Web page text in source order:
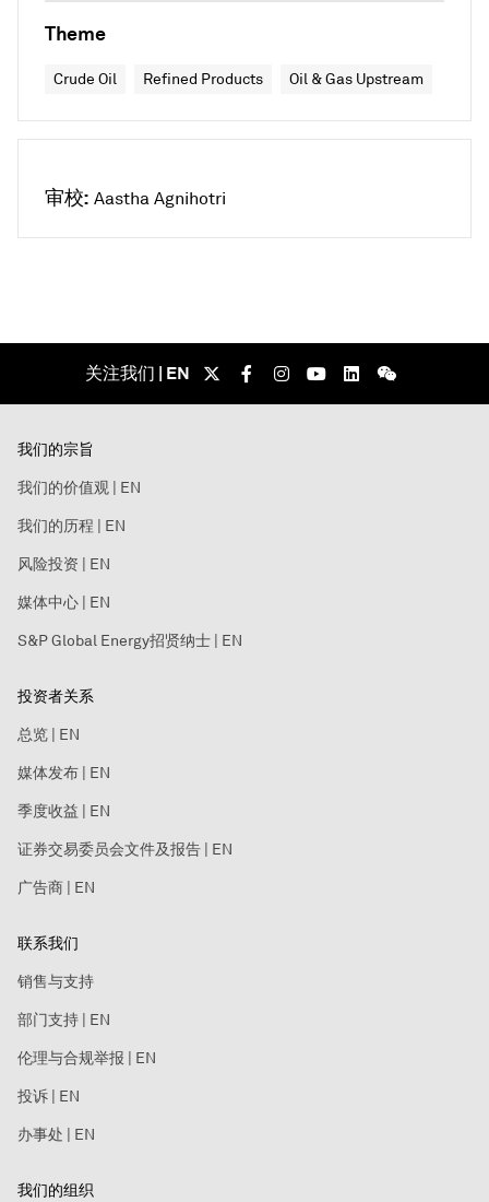
Theme
Crude Oil Refined Products Oil & Gas Upstream
审校: Aastha Agnihotri
关注我们 | EN
我们的宗旨
我们的价值观 | EN
我们的历程 | EN
风险投资 | EN
媒体中心 | EN
S&P Global Energy招贤纳士 | EN
投资者关系
总览 | EN
媒体发布 | EN
季度收益 | EN
证券交易委员会文件及报告 | EN
广告商 | EN
联系我们
销售与支持
部门支持 | EN
伦理与合规举报 | EN
投诉 | EN
办事处 | EN
我们的组织